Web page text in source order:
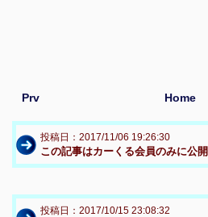
Prv Home
投稿日：2017/11/06 19:26:30
この記事はカーくる会員のみに公開
投稿日：2017/10/15 23:08:32